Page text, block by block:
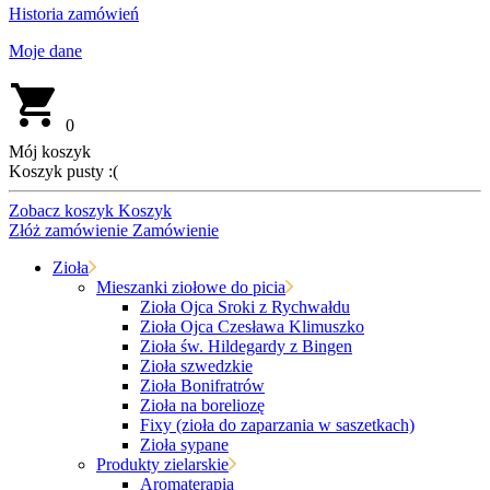
Historia zamówień
Moje dane
0
Mój koszyk
Koszyk pusty :(
Zobacz koszyk Koszyk
Złóż zamówienie Zamówienie
Zioła
Mieszanki ziołowe do picia
Zioła Ojca Sroki z Rychwałdu
Zioła Ojca Czesława Klimuszko
Zioła św. Hildegardy z Bingen
Zioła szwedzkie
Zioła Bonifratrów
Zioła na boreliozę
Fixy (zioła do zaparzania w saszetkach)
Zioła sypane
Produkty zielarskie
Aromaterapia